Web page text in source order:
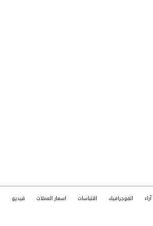
آراء انفوجرافيك اقتباسات اسعار العملات فيديو